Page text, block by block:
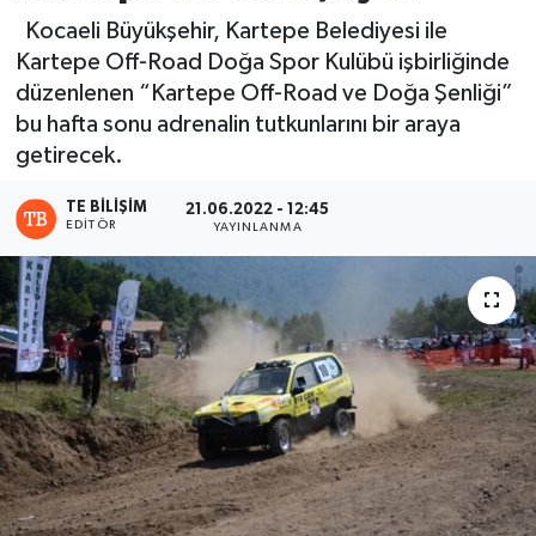
Kocaeli Büyükşehir, Kartepe Belediyesi ile
Kartepe Off-Road Doğa Spor Kulübü işbirliğinde
düzenlenen “Kartepe Off-Road ve Doğa Şenliği”
bu hafta sonu adrenalin tutkunlarını bir araya
getirecek.
TE BILIŞIM
EDITÖR
21.06.2022 - 12:45
YAYINLANMA